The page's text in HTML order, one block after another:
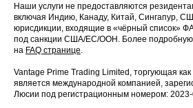
Наши услуги не предоставляются
включая Индию, Канаду, Китай, Сингапур,
юрисдикции, входящие в «чёрный список»
под санкции США/ЕС/ООН. Более
на FAQ странице
Vantage Prime Trading Limited, торгующая как
является международной компанией,
Люсии под регистрационным номером: 2023-